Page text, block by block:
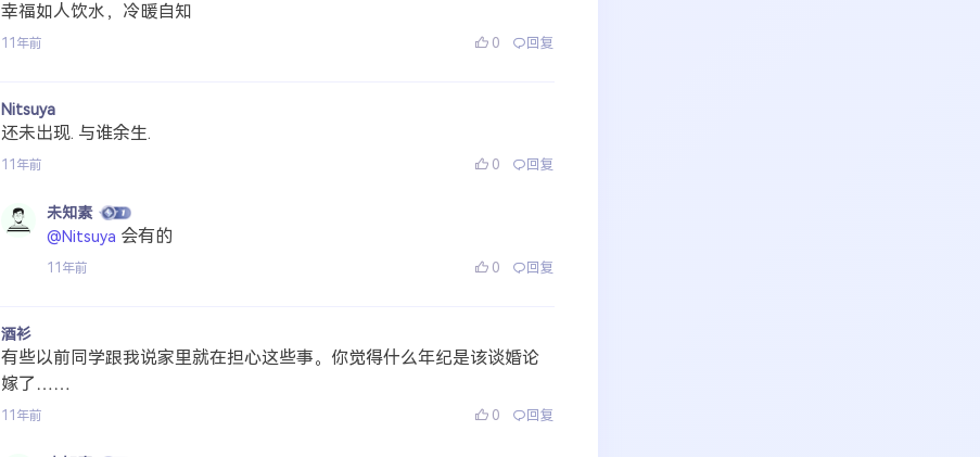
幸福如人饮水，冷暖自知
11年前 0 回复
Nitsuya
还未出现. 与谁余生.
11年前 0 回复
未知素
@Nitsuya 会有的
11年前 0 回复
酒衫
有些以前同学跟我说家里就在担心这些事。你觉得什么年纪是该谈婚论
嫁了……
11年前 0 回复